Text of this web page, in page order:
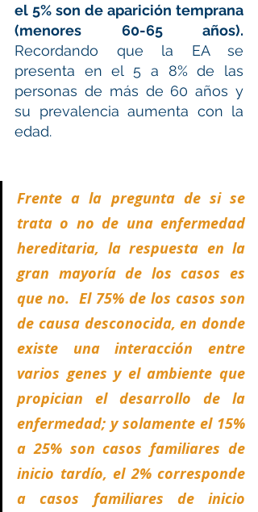
el 5% son de aparición temprana
(menores 60-65 años).
Recordando que la EA se
presenta en el 5 a 8% de las
personas de más de 60 años y
su prevalencia aumenta con la
edad.
Frente a la pregunta de si se
trata o no de una enfermedad
hereditaria, la respuesta en la
gran mayoría de los casos es
que no.  El 75% de los casos son
de causa desconocida, en donde
existe una interacción entre
varios genes y el ambiente que
propician el desarrollo de la
enfermedad; y solamente el 15%
a 25% son casos familiares de
inicio tardío, el 2% corresponde
a casos familiares de inicio